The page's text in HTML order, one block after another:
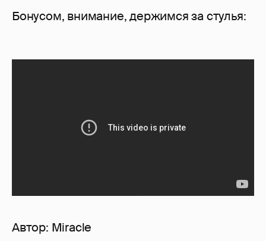
Бонусом, внимание, держимся за стулья:
Автор: Miracle